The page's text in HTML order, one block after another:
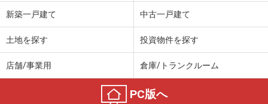
新築一戸建て 中古一戸建て
土地を探す 投資物件を探す
店舗/事業用 倉庫/トランクルーム
PC版へ